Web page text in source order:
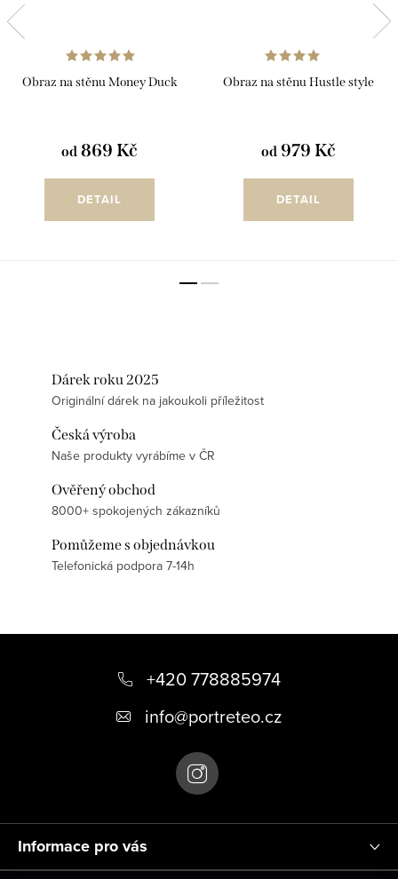
Obraz na stěnu Money Duck
od 869 Kč
DETAIL
Obraz na stěnu Hustle style
od 979 Kč
DETAIL
Dárek roku 2025
Originální dárek na jakoukoli příležitost
Česká výroba
Naše produkty vyrábíme v ČR
Ověřený obchod
8000+ spokojených zákazníků
Pomůžeme s objednávkou
Telefonická podpora 7-14h
+420 778885974
info@portreteo.cz
Informace pro vás